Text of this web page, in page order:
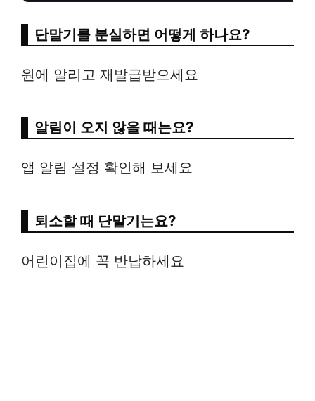
단말기를 분실하면 어떻게 하나요?
원에 알리고 재발급받으세요
알림이 오지 않을 때는요?
앱 알림 설정 확인해 보세요
퇴소할 때 단말기는요?
어린이집에 꼭 반납하세요